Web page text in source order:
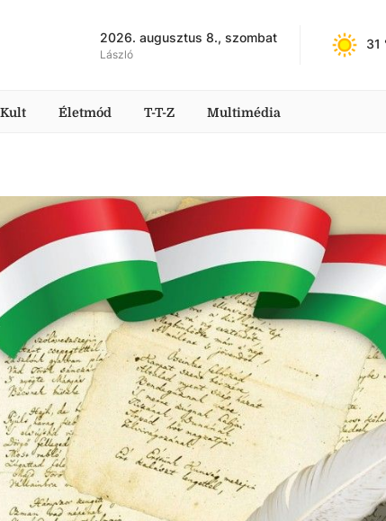
2026. augusztus 8., szombat
László
31
Kult Életmód T-T-Z Multimédia